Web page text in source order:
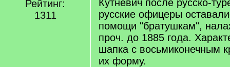
Рейтинг:
1311
Кутневич после русско-
русские офицеры
помощи "братушкам",
проч. до 1885 года.
шапка с восьмиконечным
их форму.